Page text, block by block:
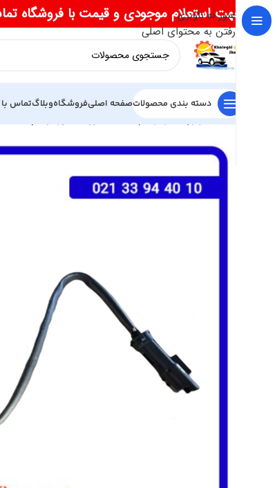
عبور به ناوبری
رفتن به محتوای اصلی
جهت استعلام موجودی و قیمت با فروشگاه
دسته بندی محصولاتصفحه اصلیفروشگاهوبلاگتماس با
خانه لوازم یدکی ریسپکت